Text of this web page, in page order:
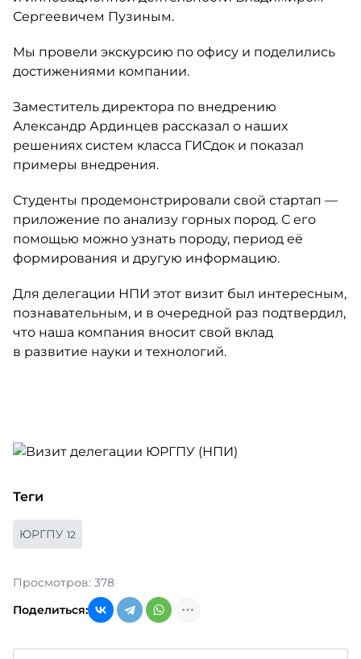
Сергеевичем Пузиным.
Мы провели экскурсию по офису и поделились
достижениями компании.
Заместитель директора по внедрению
Александр Ардинцев рассказал о наших
решениях систем класса ГИСдок и показал
примеры внедрения.
Студенты продемонстрировали свой стартап —
приложение по анализу горных пород. С его
помощью можно узнать породу, период её
формирования и другую информацию.
Для делегации НПИ этот визит был интересным,
познавательным, и в очередной раз подтвердил,
что наша компания вносит свой вклад
в развитие науки и технологий.
Теги
ЮРГПУ 12
Просмотров: 378
Поделиться: